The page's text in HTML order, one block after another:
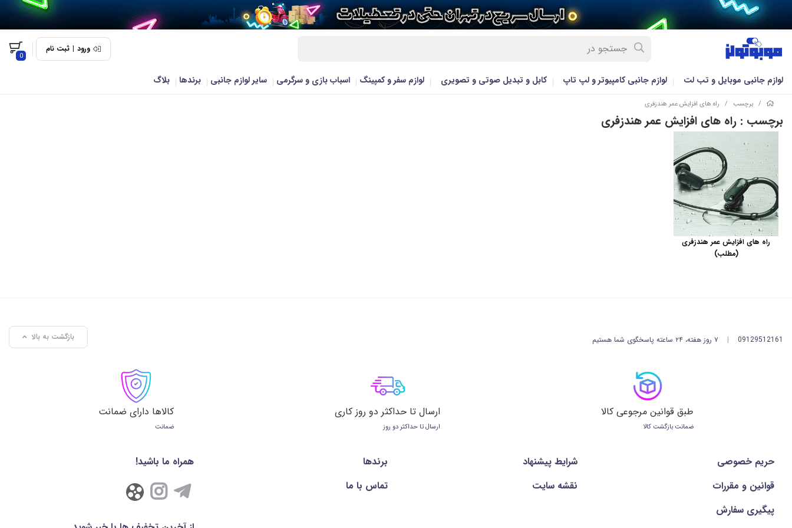
ورود | ثبت نام
0
لوازم جانبی موبایل و تب لت لوازم جانبی کامپیوتر و لپ تاپ کابل و تبدیل صوتی و تصویری لوازم سفر و کمپینگ اسباب بازی و سرگرمی سایر لوازم جانبی برندها بلاگ
/ برچسب / راه های افزایش عمر هندزفری
برچسب : راه های افزایش عمر هندزفری
راه های افزایش عمر هندزفری
(مطلب)
09129512161
| ۷ روز هفته، ۲۴ ساعته پاسخگوی شما هستیم بازگشت به بالا
طبق قوانین مرجوعی کالا
ضمانت بازگشت کالا
ارسال تا حداکثر دو روز کاری
ارسال تا حداکثر دو روز
کالاها دارای ضمانت
ضمانت
حریم خصوصی شرايط پيشنهاد
برندها
قوانین و مقررات
نقشه سایت
تماس با ما
پیگیری سفارش
همراه ما باشید!